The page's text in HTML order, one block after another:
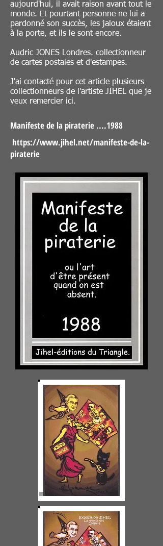
aujourd'hui, il avait raison avant tout le
monde. Et pourtant personne ne lui a
pardonné son succès, les jaloux étaient
à la porte, et ils le sont encore.
Audric JONES Londres. collectionneur
de cartes postales et d'estampes.
J'ai contacté pour cet article plusieurs
collectionneurs de l'artiste JIHEL que je
veux remercier ici.
Manifeste de la piraterie ....1988
https://www.jihel.net/manifeste-de-la-
piraterie